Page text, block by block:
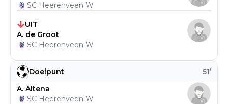
Doelpunt 51’
A. Altena
SC Heerenveen W
SC Heerenveen W
UIT
A. de Groot
SC Heerenveen W